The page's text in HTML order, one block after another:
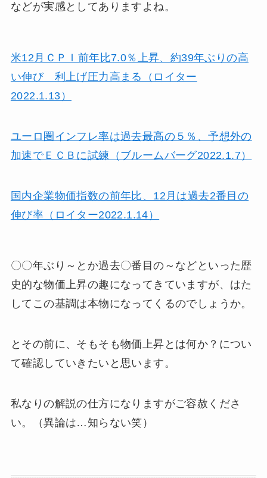
などが実感としてありますよね。
米12月ＣＰＩ前年比7.0％上昇、約39年ぶりの高
い伸び 利上げ圧力高まる（ロイター
2022.1.13）
ユーロ圏インフレ率は過去最高の５％、予想外の
加速でＥＣＢに試練（ブルームバーグ2022.1.7）
国内企業物価指数の前年比、12月は過去2番目の
伸び率（ロイター2022.1.14）
〇〇年ぶり～とか過去〇番目の～などといった歴
史的な物価上昇の趣になってきていますが、はた
してこの基調は本物になってくるのでしょうか。
とその前に、そもそも物価上昇とは何か？につい
て確認していきたいと思います。
私なりの解説の仕方になりますがご容赦くださ
い。（異論は…知らない笑）